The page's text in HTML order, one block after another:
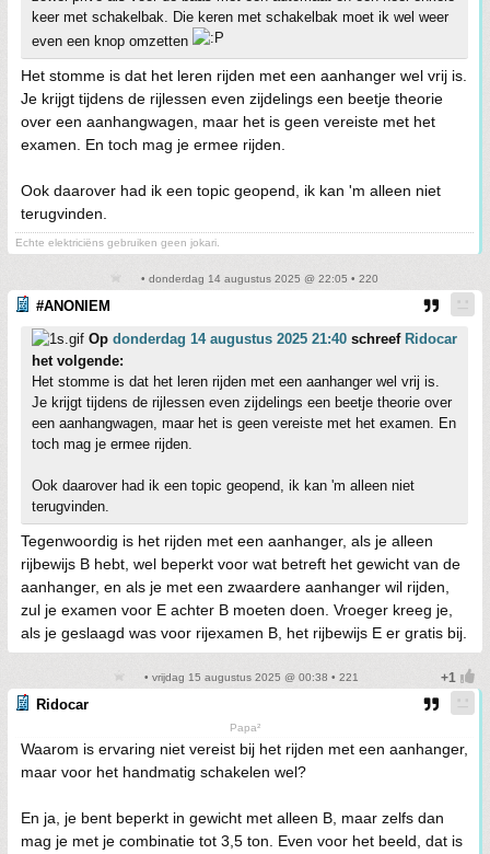
keer met schakelbak. Die keren met schakelbak moet ik wel weer
even een knop omzetten
Het stomme is dat het leren rijden met een aanhanger wel vrij is.
Je krijgt tijdens de rijlessen even zijdelings een beetje theorie
over een aanhangwagen, maar het is geen vereiste met het
examen. En toch mag je ermee rijden.
Ook daarover had ik een topic geopend, ik kan 'm alleen niet
terugvinden.
Echte elektriciëns gebruiken geen jokari.
• donderdag 14 augustus 2025 @ 22:05 • 220
#ANONIEM
Op donderdag 14 augustus 2025 21:40 schreef Ridocar
het volgende:
Het stomme is dat het leren rijden met een aanhanger wel vrij is.
Je krijgt tijdens de rijlessen even zijdelings een beetje theorie over
een aanhangwagen, maar het is geen vereiste met het examen. En
toch mag je ermee rijden.
Ook daarover had ik een topic geopend, ik kan 'm alleen niet
terugvinden.
Tegenwoordig is het rijden met een aanhanger, als je alleen
rijbewijs B hebt, wel beperkt voor wat betreft het gewicht van de
aanhanger, en als je met een zwaardere aanhanger wil rijden,
zul je examen voor E achter B moeten doen. Vroeger kreeg je,
als je geslaagd was voor rijexamen B, het rijbewijs E er gratis bij.
• vrijdag 15 augustus 2025 @ 00:38 • 221
Ridocar
Papa²
Waarom is ervaring niet vereist bij het rijden met een aanhanger,
maar voor het handmatig schakelen wel?
En ja, je bent beperkt in gewicht met alleen B, maar zelfs dan
mag je met je combinatie tot 3,5 ton. Even voor het beeld, dat is